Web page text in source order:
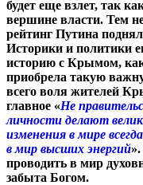
будет еще взлет, так
вершине власти. Тем
рейтинг Путина
Историки и политики
историю с Крымом, как
приобрела такую
всего воля жителей
главное «Не
личности делают
изменения в мире
в мир высших энергий
проводить в мир
забыта Богом.